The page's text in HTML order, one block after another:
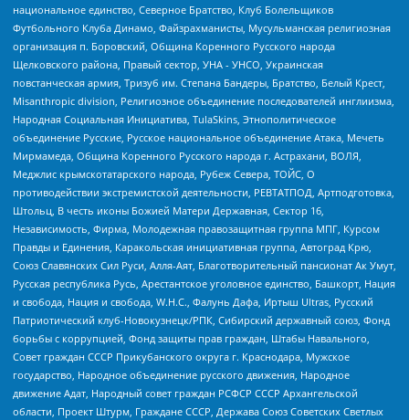
национальное единство, Северное Братство, Клуб Болельщиков
Футбольного Клуба Динамо, Файзрахманисты, Мусульманская религиозная
организация п. Боровский, Община Коренного Русского народа
Щелковского района, Правый сектор, УНА - УНСО, Украинская
повстанческая армия, Тризуб им. Степана Бандеры, Братство, Белый Крест,
Misanthropic division, Религиозное объединение последователей инглиизма,
Народная Социальная Инициатива, TulaSkins, Этнополитическое
объединение Русские, Русское национальное объединение Атака, Мечеть
Мирмамеда, Община Коренного Русского народа г. Астрахани, ВОЛЯ,
Меджлис крымскотатарского народа, Рубеж Севера, ТОЙС, О
противодействии экстремистской деятельности, РЕВТАТПОД, Артподготовка,
Штольц, В честь иконы Божией Матери Державная, Сектор 16,
Независимость, Фирма, Молодежная правозащитная группа МПГ, Курсом
Правды и Единения, Каракольская инициативная группа, Автоград Крю,
Союз Славянских Сил Руси, Алля-Аят, Благотворительный пансионат Ак Умут,
Русская республика Русь, Арестантское уголовное единство, Башкорт, Нация
и свобода, Нация и свобода, W.H.С., Фалунь Дафа, Иртыш Ultras, Русский
Патриотический клуб-Новокузнецк/РПК, Сибирский державный союз, Фонд
борьбы с коррупцией, Фонд защиты прав граждан, Штабы Навального,
Совет граждан СССР Прикубанского округа г. Краснодара, Мужское
государство, Народное объединение русского движения, Народное
движение Адат, Народный совет граждан РСФСР СССР Архангельской
области, Проект Штурм, Граждане СССР, Держава Союз Советских Светлых